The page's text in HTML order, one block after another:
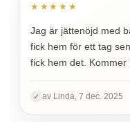
★★★★★
Jag är jättenöjd med
fick hem för ett tag
fick hem det.
✓ av Linda, 7 dec. 2025